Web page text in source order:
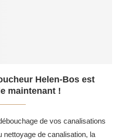
Helen-Bos est
maintenant !
de vos canalisations
nettoyage de canalisation, la